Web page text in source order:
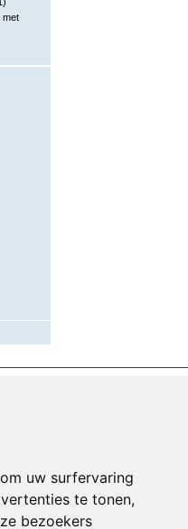
uw surfervaring
te tonen,
bezoekers
met